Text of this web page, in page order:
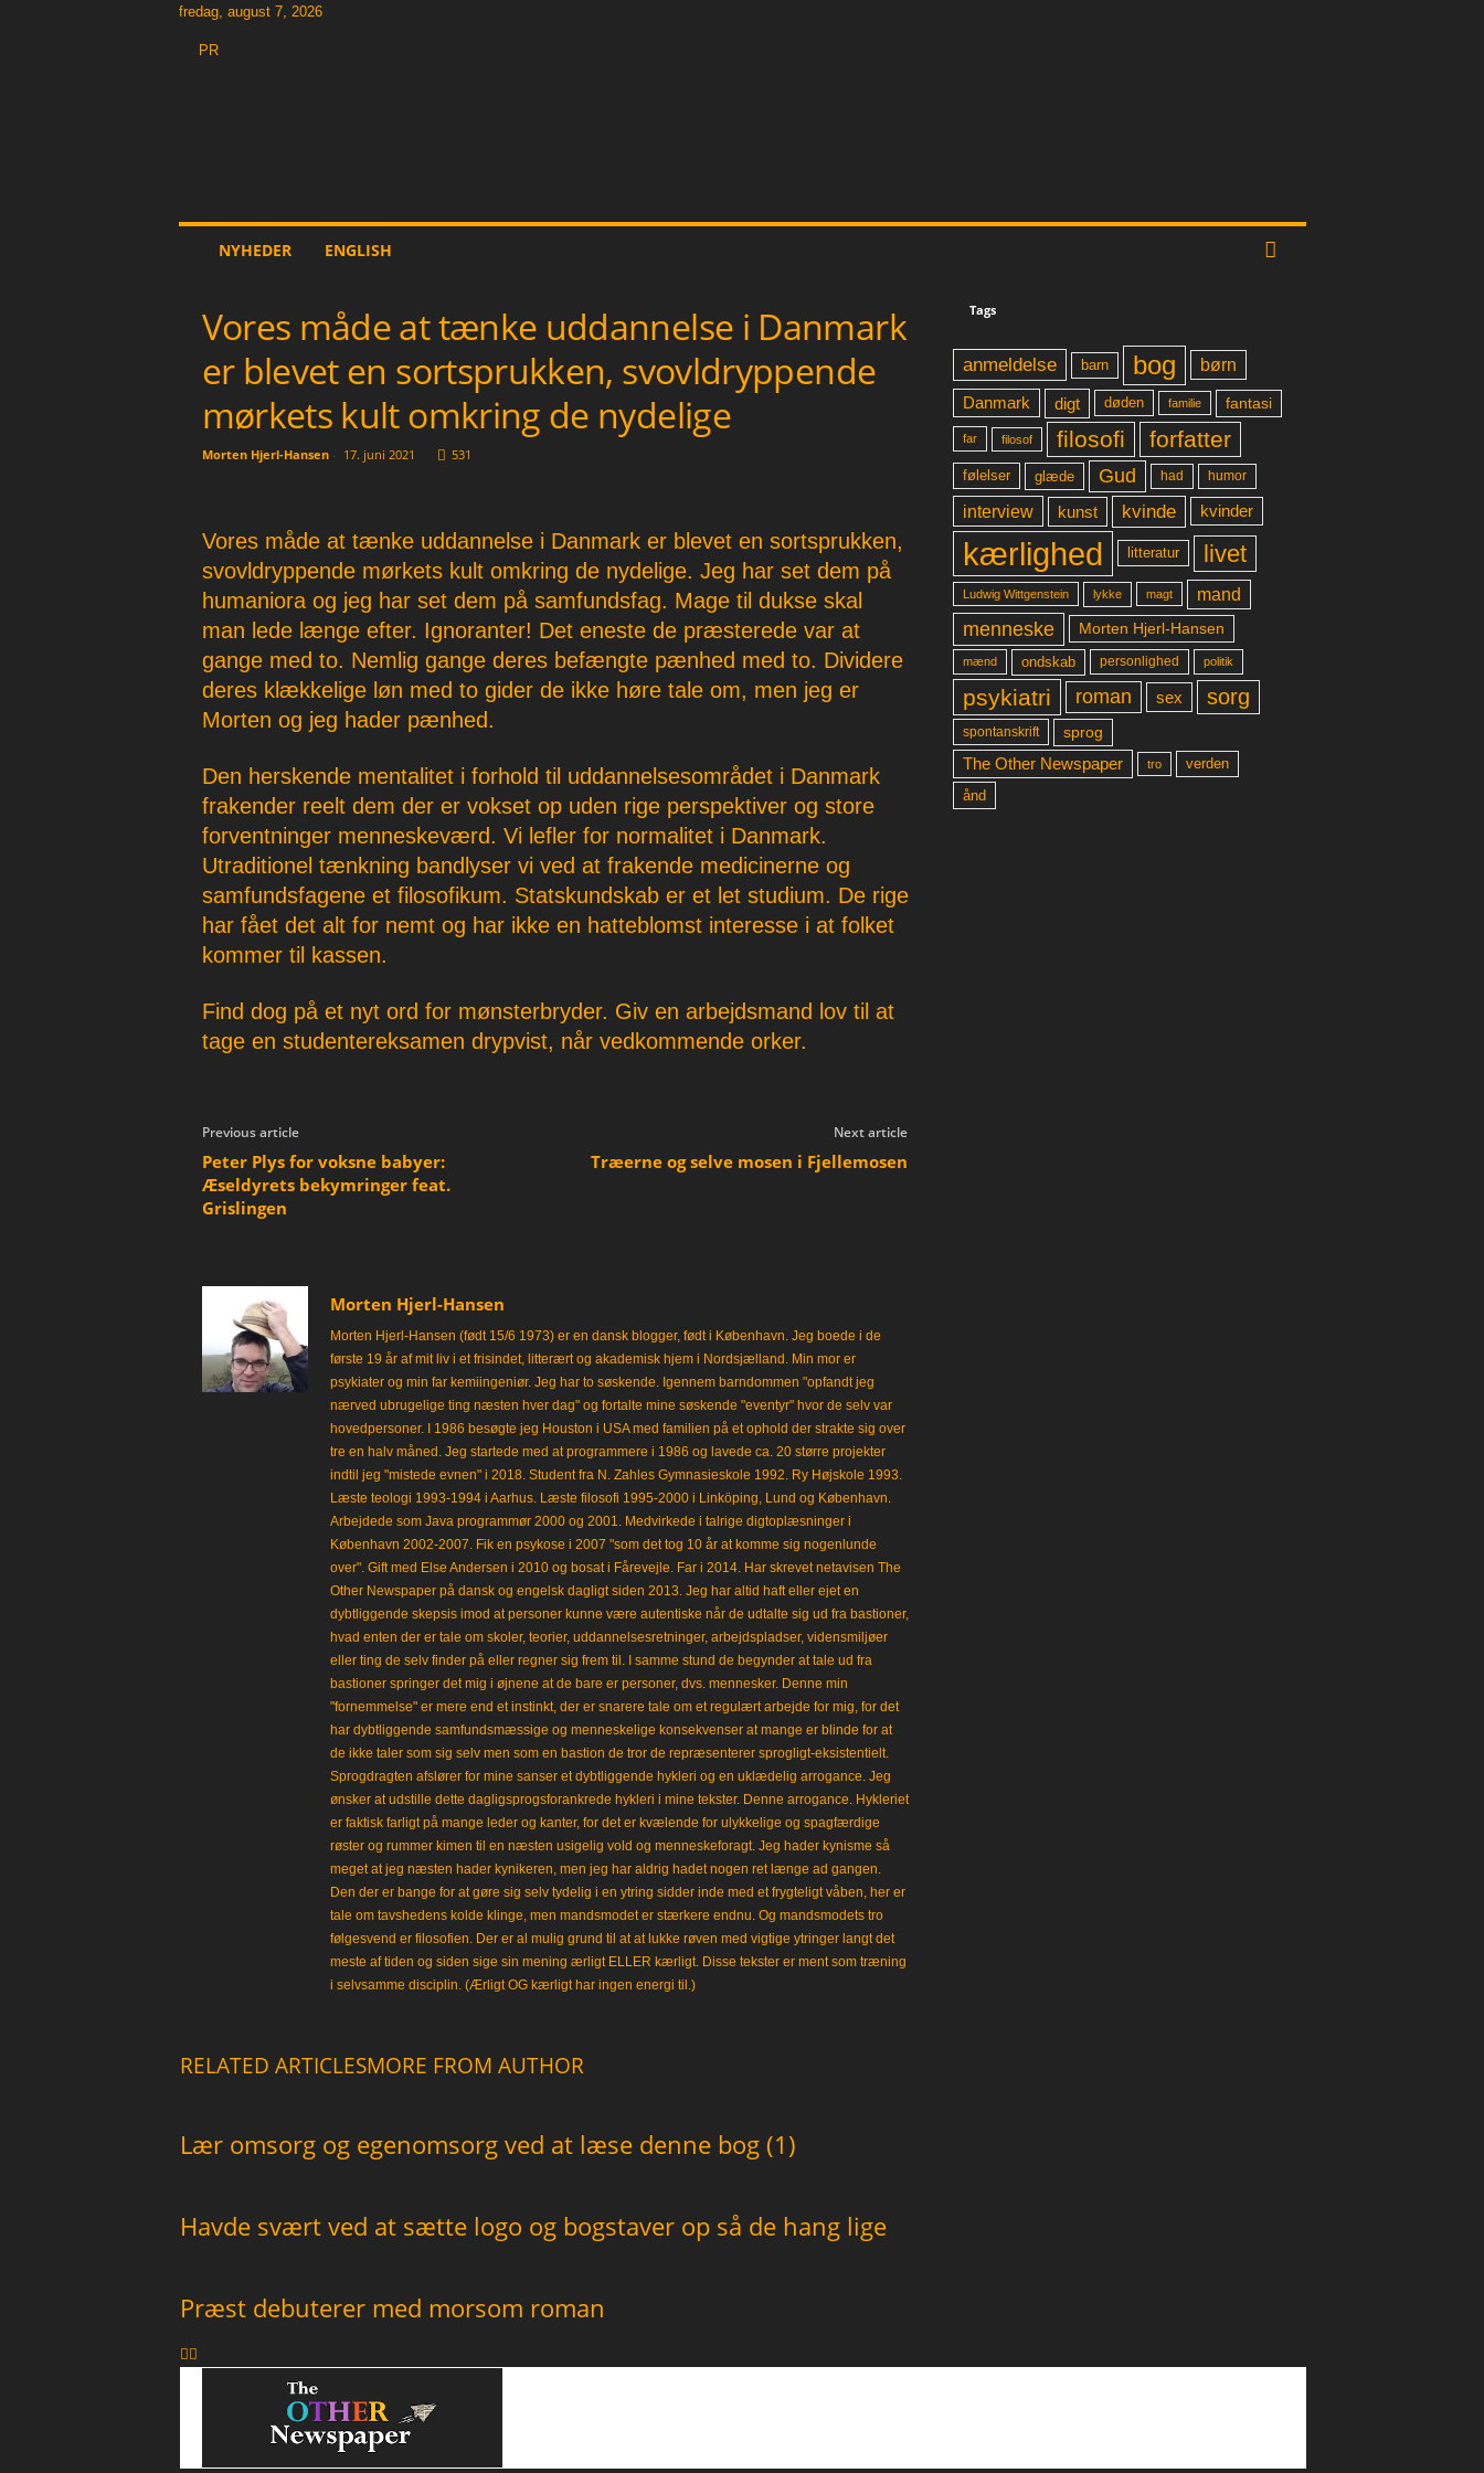
fredag, august 7, 2026
PR
NYHEDER ENGLISH
Vores måde at tænke uddannelse i Danmark
er blevet en sortsprukken, svovldryppende
mørkets kult omkring de nydelige
Morten Hjerl-Hansen- 17. juni 2021 531
Vores måde at tænke uddannelse i Danmark er blevet en sortsprukken,
svovldryppende mørkets kult omkring de nydelige. Jeg har set dem på
humaniora og jeg har set dem på samfundsfag. Mage til dukse skal
man lede længe efter. Ignoranter! Det eneste de præsterede var at
gange med to. Nemlig gange deres befængte pænhed med to. Dividere
deres klækkelige løn med to gider de ikke høre tale om, men jeg er
Morten og jeg hader pænhed.
Den herskende mentalitet i forhold til uddannelsesområdet i Danmark
frakender reelt dem der er vokset op uden rige perspektiver og store
forventninger menneskeværd. Vi lefler for normalitet i Danmark.
Utraditionel tænkning bandlyser vi ved at frakende medicinerne og
samfundsfagene et filosofikum. Statskundskab er et let studium. De rige
har fået det alt for nemt og har ikke en hatteblomst interesse i at folket
kommer til kassen.
Find dog på et nyt ord for mønsterbryder. Giv en arbejdsmand lov til at
tage en studentereksamen drypvist, når vedkommende orker.
Previous article
Peter Plys for voksne babyer:
Æseldyrets bekymringer feat.
Grislingen
Next article
Træerne og selve mosen i Fjellemosen
Morten Hjerl-Hansen
Morten Hjerl-Hansen (født 15/6 1973) er en dansk blogger, født i København. Jeg boede i de
første 19 år af mit liv i et frisindet, litterært og akademisk hjem i Nordsjælland. Min mor er
psykiater og min far kemiingeniør. Jeg har to søskende. Igennem barndommen "opfandt jeg
nærved ubrugelige ting næsten hver dag" og fortalte mine søskende "eventyr" hvor de selv var
hovedpersoner. I 1986 besøgte jeg Houston i USA med familien på et ophold der strakte sig over
tre en halv måned. Jeg startede med at programmere i 1986 og lavede ca. 20 større projekter
indtil jeg "mistede evnen" i 2018. Student fra N. Zahles Gymnasieskole 1992. Ry Højskole 1993.
Læste teologi 1993-1994 i Aarhus. Læste filosofi 1995-2000 i Linköping, Lund og København.
Arbejdede som Java programmør 2000 og 2001. Medvirkede i talrige digtoplæsninger i
København 2002-2007. Fik en psykose i 2007 "som det tog 10 år at komme sig nogenlunde
over". Gift med Else Andersen i 2010 og bosat i Fårevejle. Far i 2014. Har skrevet netavisen The
Other Newspaper på dansk og engelsk dagligt siden 2013. Jeg har altid haft eller ejet en
dybtliggende skepsis imod at personer kunne være autentiske når de udtalte sig ud fra bastioner,
hvad enten der er tale om skoler, teorier, uddannelsesretninger, arbejdspladser, vidensmiljøer
eller ting de selv finder på eller regner sig frem til. I samme stund de begynder at tale ud fra
bastioner springer det mig i øjnene at de bare er personer, dvs. mennesker. Denne min
"fornemmelse" er mere end et instinkt, der er snarere tale om et regulært arbejde for mig, for det
har dybtliggende samfundsmæssige og menneskelige konsekvenser at mange er blinde for at
de ikke taler som sig selv men som en bastion de tror de repræsenterer sprogligt-eksistentielt.
Sprogdragten afslører for mine sanser et dybtliggende hykleri og en uklædelig arrogance. Jeg
ønsker at udstille dette dagligsprogsforankrede hykleri i mine tekster. Denne arrogance. Hykleriet
er faktisk farligt på mange leder og kanter, for det er kvælende for ulykkelige og spagfærdige
røster og rummer kimen til en næsten usigelig vold og menneskeforagt. Jeg hader kynisme så
meget at jeg næsten hader kynikeren, men jeg har aldrig hadet nogen ret længe ad gangen.
Den der er bange for at gøre sig selv tydelig i en ytring sidder inde med et frygteligt våben, her er
tale om tavshedens kolde klinge, men mandsmodet er stærkere endnu. Og mandsmodets tro
følgesvend er filosofien. Der er al mulig grund til at at lukke røven med vigtige ytringer langt det
meste af tiden og siden sige sin mening ærligt ELLER kærligt. Disse tekster er ment som træning
i selvsamme disciplin. (Ærligt OG kærligt har ingen energi til.)
RELATED ARTICLESMORE FROM AUTHOR
Lær omsorg og egenomsorg ved at læse denne bog (1)
Havde svært ved at sætte logo og bogstaver op så de hang lige
Præst debuterer med morsom roman
Tags
anmeldelse barn bog børn
Danmark digt døden familie fantasi
far filosof filosofi forfatter
følelser glæde Gud had humor
interview kunst kvinde kvinder
kærlighed litteratur livet
Ludwig Wittgenstein lykke magt mand
menneske Morten Hjerl-Hansen
mænd ondskab personlighed politik
psykiatri roman sex sorg
spontanskrift sprog
The Other Newspaper tro verden
ånd